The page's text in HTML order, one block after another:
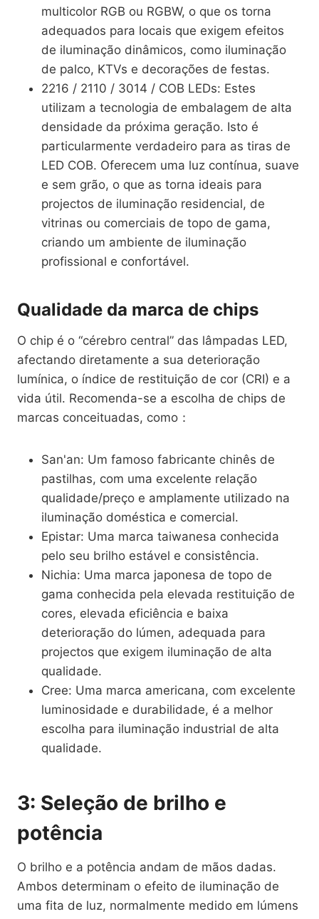
multicolor RGB ou RGBW, o que os torna
adequados para locais que exigem efeitos
de iluminação dinâmicos, como iluminação
de palco, KTVs e decorações de festas.
2216 / 2110 / 3014 / COB LEDs: Estes
utilizam a tecnologia de embalagem de alta
densidade da próxima geração. Isto é
particularmente verdadeiro para as tiras de
LED COB. Oferecem uma luz contínua, suave
e sem grão, o que as torna ideais para
projectos de iluminação residencial, de
vitrinas ou comerciais de topo de gama,
criando um ambiente de iluminação
profissional e confortável.
Qualidade da marca de chips
O chip é o “cérebro central” das lâmpadas LED,
afectando diretamente a sua deterioração
lumínica, o índice de restituição de cor (CRI) e a
vida útil. Recomenda-se a escolha de chips de
marcas conceituadas, como：
San'an: Um famoso fabricante chinês de
pastilhas, com uma excelente relação
qualidade/preço e amplamente utilizado na
iluminação doméstica e comercial.
Epistar: Uma marca taiwanesa conhecida
pelo seu brilho estável e consistência.
Nichia: Uma marca japonesa de topo de
gama conhecida pela elevada restituição de
cores, elevada eficiência e baixa
deterioração do lúmen, adequada para
projectos que exigem iluminação de alta
qualidade.
Cree: Uma marca americana, com excelente
luminosidade e durabilidade, é a melhor
escolha para iluminação industrial de alta
qualidade.
3: Seleção de brilho e
potência
O brilho e a potência andam de mãos dadas.
Ambos determinam o efeito de iluminação de
uma fita de luz, normalmente medido em lúmens